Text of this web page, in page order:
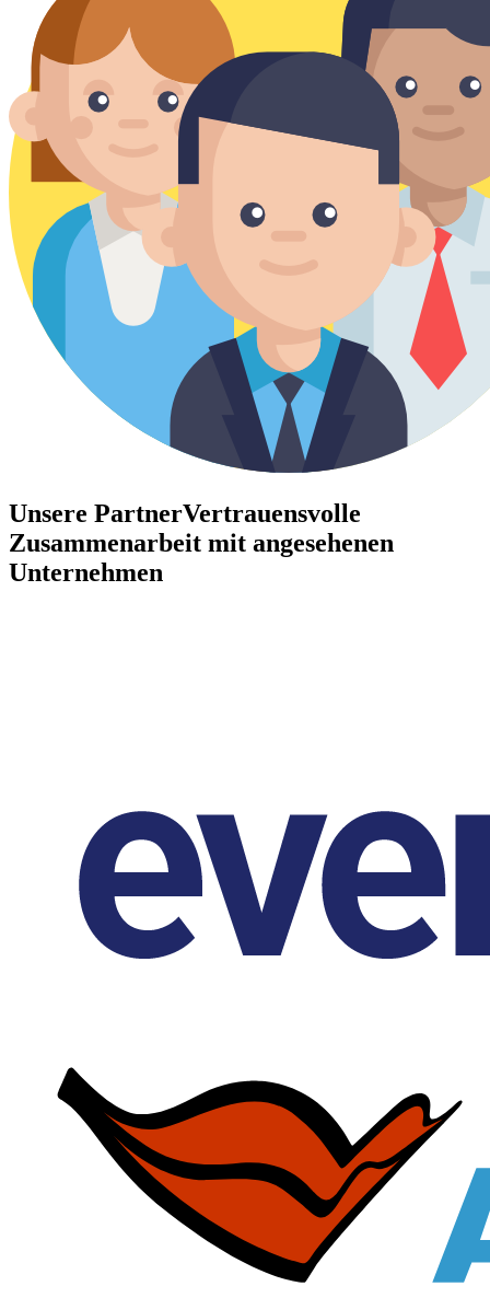
Unsere PartnerVertrauensvolle
Zusammenarbeit mit angesehenen
Unternehmen